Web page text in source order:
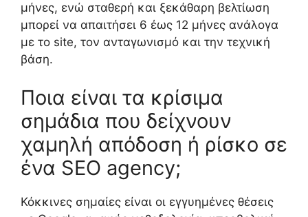
μήνες, ενώ σταθερή και ξεκάθαρη βελτίωση
μπορεί να απαιτήσει 6 έως 12 μήνες ανάλογα
με το site, τον ανταγωνισμό και την τεχνική
βάση.
Ποια είναι τα κρίσιμα
σημάδια που δείχνουν
χαμηλή απόδοση ή ρίσκο σε
ένα SEO agency;
Κόκκινες σημαίες είναι οι εγγυημένες θέσεις